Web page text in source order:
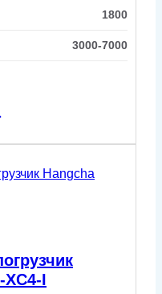
1800
3000-7000
XC4-I